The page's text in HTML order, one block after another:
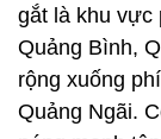
gắt là khu vực
Quảng Bình,
rộng xuống
Quảng Ngãi.